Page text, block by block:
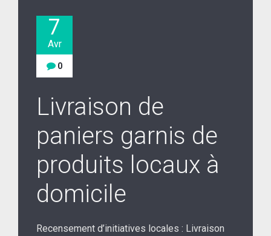
7
Avr
0
Livraison de
paniers garnis de
produits locaux à
domicile
Recensement d’initiatives locales : Livraison